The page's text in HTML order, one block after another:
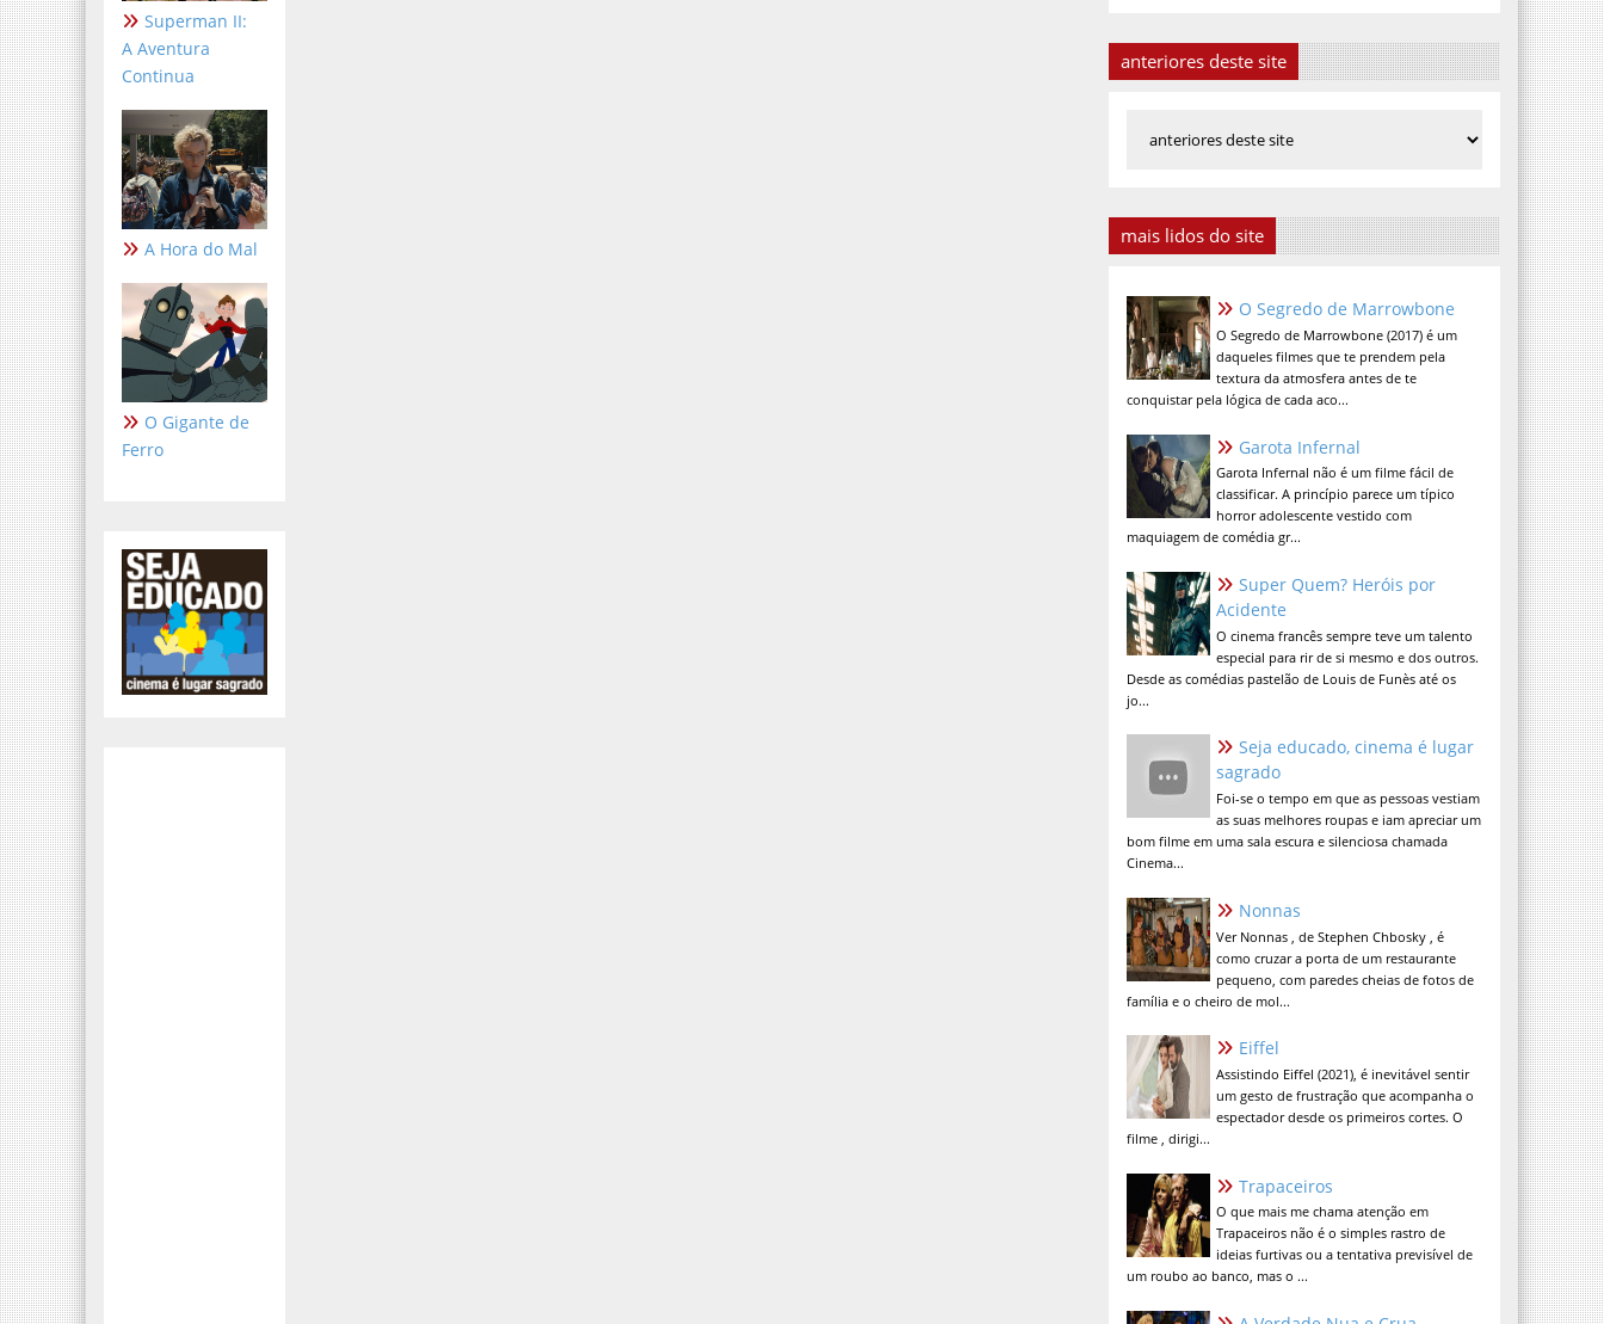
Superman II:
A Aventura
Continua
A Hora do Mal
O Gigante de
Ferro
anteriores deste site
mais lidos do site
O Segredo de Marrowbone
O Segredo de Marrowbone (2017) é um
daqueles filmes que te prendem pela
textura da atmosfera antes de te
conquistar pela lógica de cada aco...
Garota Infernal
Garota Infernal não é um filme fácil de
classificar. A princípio parece um típico
horror adolescente vestido com
maquiagem de comédia gr...
Super Quem? Heróis por
Acidente
O cinema francês sempre teve um talento
especial para rir de si mesmo e dos outros.
Desde as comédias pastelão de Louis de Funès até os
jo...
Seja educado, cinema é lugar
sagrado
Foi-se o tempo em que as pessoas vestiam
as suas melhores roupas e iam apreciar um
bom filme em uma sala escura e silenciosa chamada
Cinema...
Nonnas
Ver Nonnas , de Stephen Chbosky , é
como cruzar a porta de um restaurante
pequeno, com paredes cheias de fotos de
família e o cheiro de mol...
Eiffel
Assistindo Eiffel (2021), é inevitável sentir
um gesto de frustração que acompanha o
espectador desde os primeiros cortes. O
filme , dirigi...
Trapaceiros
O que mais me chama atenção em
Trapaceiros não é o simples rastro de
ideias furtivas ou a tentativa previsível de
um roubo ao banco, mas o ...